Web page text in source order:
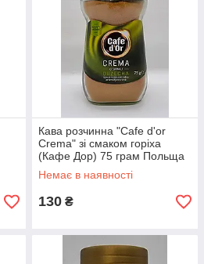
Кава розчинна "Cafe d'or
Crema" зі смаком горіха
(Кафе Дор) 75 грам Польща
Немає в наявності
130 ₴